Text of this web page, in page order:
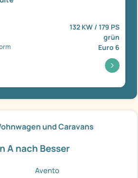
132 KW / 179 PS
grün
Euro 6
und Caravans
A nach Besser
Avento